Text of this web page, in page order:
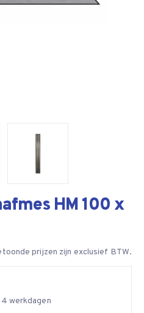
HM 100 x
prijzen zijn exclusief BTW.
werkdagen